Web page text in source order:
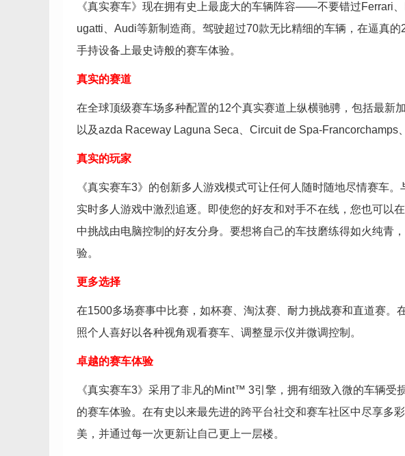
《真实赛车》现在拥有史上最庞大的车辆阵容——不要错过Ferrari
ugatti、Audi等新制造商。驾驶超过70款无比精细的车辆，在逼真
手持设备上最史诗般的赛车体验。
真实的赛道
在全球顶级赛车场多种配置的12个真实赛道上纵横驰骋，包括最新
以及azda Raceway Laguna Seca、Circuit de Spa-Francorchamps
真实的玩家
《真实赛车3》的创新多人游戏模式可让任何人随时随地尽情赛车
实时多人游戏中激烈追逐。即使您的好友和对手不在线，您也可以
中挑战由电脑控制的好友分身。要想将自己的车技磨练得如火纯青
验。
更多选择
在1500多场赛事中比赛，如杯赛、淘汰赛、耐力挑战赛和直道赛。
照个人喜好以各种视角观看赛车、调整显示仪并微调控制。
卓越的赛车体验
《真实赛车3》采用了非凡的Mint™ 3引擎，拥有细致入微的车辆受
的赛车体验。在有史以来最先进的跨平台社交和赛车社区中尽享多
美，并通过每一次更新让自己更上一层楼。